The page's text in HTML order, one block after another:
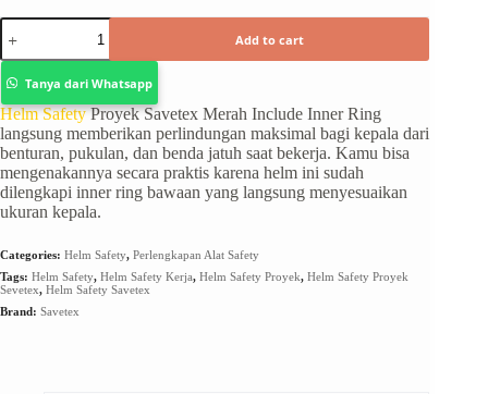
Add to cart
Tanya dari Whatsapp
Helm SafetyProyek Savetex Merah Include Inner Ring
langsung memberikan perlindungan maksimal bagi kepala dari
benturan, pukulan, dan benda jatuh saat bekerja. Kamu bisa
mengenakannya secara praktis karena helm ini sudah
dilengkapi inner ring bawaan yang langsung menyesuaikan
ukuran kepala.
Categories: Helm Safety, Perlengkapan Alat Safety
Tags: Helm Safety, Helm Safety Kerja, Helm Safety Proyek, Helm Safety Proyek
Sevetex, Helm Safety Savetex
Brand: Savetex